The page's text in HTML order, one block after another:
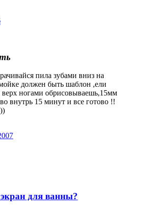
пила зубами вниз на
должен быть шаблон ,ели
верх ногами обрисовываешь,15мм
внутрь 15 минут и все готово !!
для ванны?